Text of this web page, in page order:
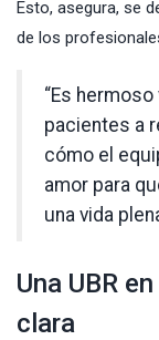
Esto, asegura, se
de los
“Es
pacientes a
cómo el
amor para
una vida
Una UBR
clara